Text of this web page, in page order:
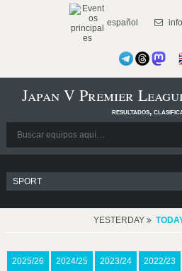
español
Japan V Premier
resultados,
YESTERDAY
2025/26 2024/25 2023/24 2022/23